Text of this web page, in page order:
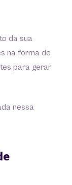
da sua
na forma de
para gerar
nessa